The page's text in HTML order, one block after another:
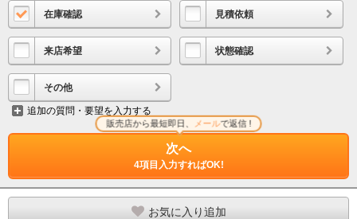
在庫確認 見積依頼
来店希望 状態確認
その他
追加の質問・要望を入力する
次へ
4項目入力すればOK!
販売店から最短即日、 メールで返信 !
お気に入り追加